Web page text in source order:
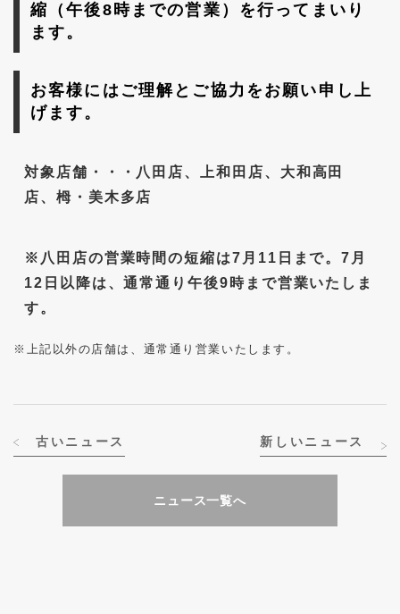
縮（午後8時までの営業）を行ってまいり
ます。
お客様にはご理解とご協力をお願い申し上
げます。
対象店舗・・・八田店、上和田店、大和高田
店、栂・美木多店
※八田店の営業時間の短縮は7月11日まで。7月
12日以降は、通常通り午後9時まで営業いたしま
す。
※上記以外の店舗は、通常通り営業いたします。
古いニュース
ニュース一覧へ
新しいニュース